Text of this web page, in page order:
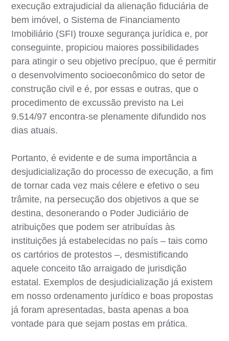
execução extrajudicial da alienação fiduciária de
bem imóvel, o Sistema de Financiamento
Imobiliário (SFI) trouxe segurança jurídica e, por
conseguinte, propiciou maiores possibilidades
para atingir o seu objetivo precípuo, que é permitir
o desenvolvimento socioeconômico do setor de
construção civil e é, por essas e outras, que o
procedimento de excussão previsto na Lei
9.514/97 encontra-se plenamente difundido nos
dias atuais.
Portanto, é evidente e de suma importância a
desjudicialização do processo de execução, a fim
de tornar cada vez mais célere e efetivo o seu
trâmite, na persecução dos objetivos a que se
destina, desonerando o Poder Judiciário de
atribuições que podem ser atribuídas às
instituições já estabelecidas no país – tais como
os cartórios de protestos –, desmistificando
aquele conceito tão arraigado de jurisdição
estatal. Exemplos de desjudicialização já existem
em nosso ordenamento jurídico e boas propostas
já foram apresentadas, basta apenas a boa
vontade para que sejam postas em prática.